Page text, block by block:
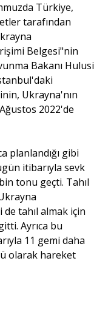
Türkiye,
tarafından
Belgesi"nin
Bakanı Hulusi
Ukrayna'nın
2022'de
planlandığı gibi
itibarıyla sevk
tonu geçti. Tahıl
de tahıl almak için
Ayrıca bu
11 gemi daha
olarak hareket